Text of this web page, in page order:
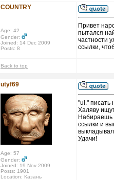
COUNTRY
Age: 42
Gender:
Joined: 14 Dec 2009
Posts: 8
Привет
пытался
частности
ссылки,
Back to top
utyf69
Age: 57
Gender:
Joined: 19 Nov 2009
Posts: 1901
Location: Казань
"ul." писать
Халяву
Набираешь
ссылки и
Удачи!